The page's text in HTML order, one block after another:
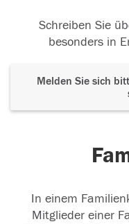
Schreiben Sie
besonders in
Melden Sie sich
In einem
Mitglieder einer